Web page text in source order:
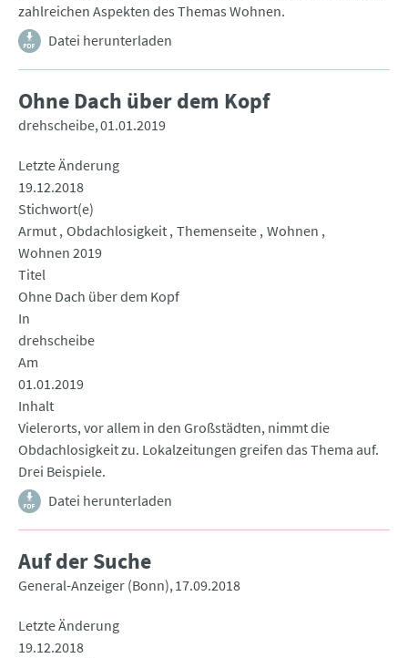
zahlreichen Aspekten des Themas Wohnen.
Datei herunterladen
Ohne Dach über dem Kopf
drehscheibe 01.01.2019
Letzte Änderung
19.12.2018
Stichwort(e)
Armut Obdachlosigkeit Themenseite Wohnen
Wohnen 2019
Titel
Ohne Dach über dem Kopf
In
drehscheibe
Am
01.01.2019
Inhalt
Vielerorts, vor allem in den Großstädten, nimmt die
Obdachlosigkeit zu. Lokalzeitungen greifen das Thema auf.
Drei Beispiele.
Datei herunterladen
Auf der Suche
General-Anzeiger (Bonn) 17.09.2018
Letzte Änderung
19.12.2018